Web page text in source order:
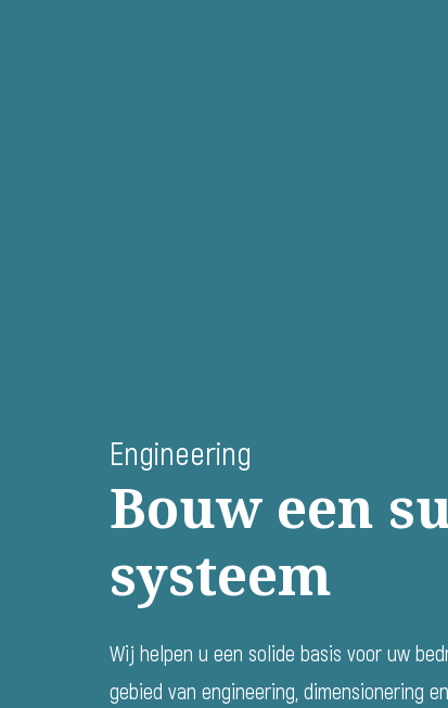
Engineering
Bouw een
systeem
Wij helpen u een solide basis voor uw
gebied van engineering, dimensionering